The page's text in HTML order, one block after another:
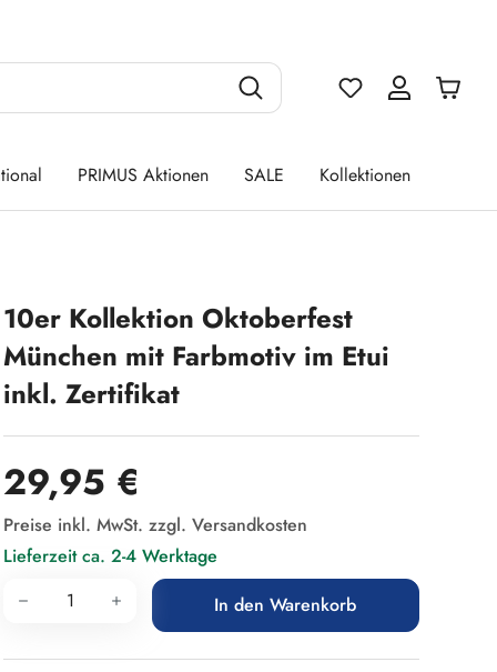
Du hast 0
PRIMUS Aktionen SALE Kollektionen
10er Kollektion Oktoberfest
München mit Farbmotiv im Etui
inkl. Zertifikat
Regulärer Preis:
29,95 €
Preise inkl. MwSt. zzgl. Versandkosten
Lieferzeit ca. 2-4 Werktage
Produkt Anzahl: Gib den gewünschten
In den Warenkorb